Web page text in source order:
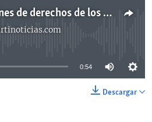
Denuncian violaciones de derechos de los arrestados durante protestas en Cuba
currently available
0:54
Descargar